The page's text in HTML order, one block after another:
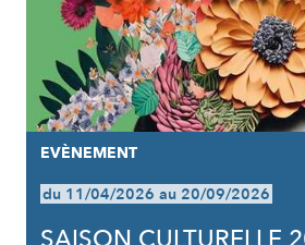
EVÈNEMENT
du 11/04/2026 au 20/09/2026